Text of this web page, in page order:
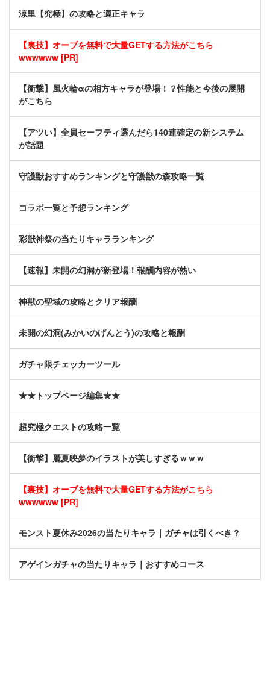
涼里【究極】の攻略と適正キャラ
【裏技】オーブを無料で大量GETする方法がこちら
wwwwww [PR]
【衝撃】風火輪αの相方キャラが登場！？性能と今後の展開
がこちら
【アツい】全員セーフティ選んだら140連確定の新システム
が話題
守護獣おすすめランキングと守護獣の森攻略一覧
コラボ一覧と予想ランキング
彩獣神祭の当たりキャラランキング
【速報】未開の幻洞が新登場！報酬内容が熱い
神獣の聖域の攻略とクリア報酬
未開の幻洞(みかいのげんとう)の攻略と報酬
ガチャ限チェッカーツール
★★トップページ編集★★
超究極クエストの攻略一覧
【衝撃】麗夏映夢のイラストが美しすぎるｗｗｗ
【裏技】オーブを無料で大量GETする方法がこちら
wwwwww [PR]
モンスト夏休み2026の当たりキャラ｜ガチャは引くべき？
アゲインガチャの当たりキャラ｜おすすめコース